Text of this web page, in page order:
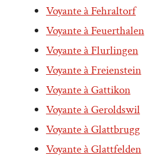
Voyante à Fehraltorf
Voyante à Feuerthalen
Voyante à Flurlingen
Voyante à Freienstein
Voyante à Gattikon
Voyante à Geroldswil
Voyante à Glattbrugg
Voyante à Glattfelden